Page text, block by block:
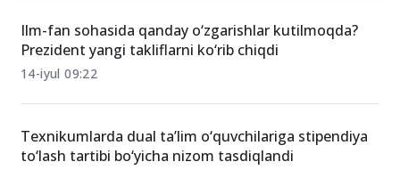
Ilm-fan sohasida qanday o‘zgarishlar kutilmoqda?
Prezident yangi takliflarni ko‘rib chiqdi
14-iyul 09:22
Texnikumlarda dual ta’lim o‘quvchilariga stipendiya
to‘lash tartibi bo‘yicha nizom tasdiqlandi